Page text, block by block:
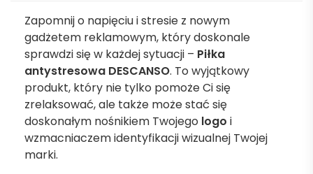
Zapomnij o napięciu i stresie z nowym
gadżetem reklamowym, który doskonale
sprawdzi się w każdej sytuacji – Piłka
antystresowa DESCANSO. To wyjątkowy
produkt, który nie tylko pomoże Ci się
zrelaksować, ale także może stać się
doskonałym nośnikiem Twojego logo i
wzmacniaczem identyfikacji wizualnej Twojej
marki.